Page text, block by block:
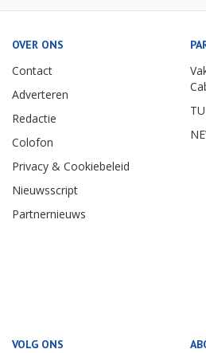
OVER ONS
Contact
Adverteren
Redactie
Colofon
Privacy & Cookiebeleid
Nieuwsscript
Partnernieuws
VOLG ONS